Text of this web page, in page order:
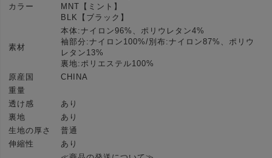
カラー
MNT【ミント】
BLK【ブラック】
素材
本体:ナイロン96%、ポリウレタン4%
袖部分:ナイロン100%/別布:ナイロン87%、ポリウ
レタン13%
裏地:ポリエステル100%
原産国
CHINA
重量
透け感
あり
裏地
あり
生地の厚さ
普通
伸縮性
あり